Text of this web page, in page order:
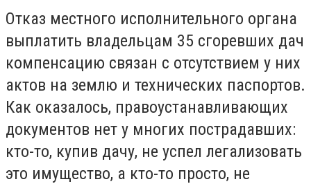
Отказ местного исполнительного органа
выплатить владельцам 35 сгоревших дач
компенсацию связан с отсутствием у них
актов на землю и технических паспортов.
Как оказалось, правоустанавливающих
документов нет у многих пострадавших:
кто-то, купив дачу, не успел легализовать
это имущество, а кто-то просто, не